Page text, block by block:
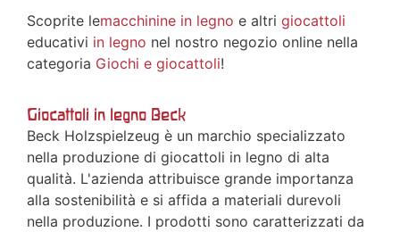
Scoprite lemacchinine in legno e altri giocattoli
educativi in legno nel nostro negozio online nella
categoria Giochi e giocattoli!
Giocattoli in legno Beck
Beck Holzspielzeug è un marchio specializzato
nella produzione di giocattoli in legno di alta
qualità. L'azienda attribuisce grande importanza
alla sostenibilità e si affida a materiali durevoli
nella produzione. I prodotti sono caratterizzati da